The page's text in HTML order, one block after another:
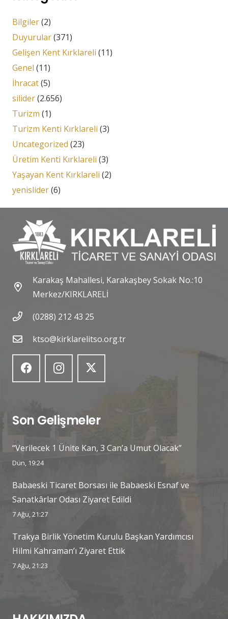
Bilgiler(2)
Duyurular(371)
Gelişen Kent Kırklareli (11)
Genel (11)
İhracat(5)
silider(2.656)
Turizm (1)
Turizm Kenti Kırklareli (3)
Uncategorized (23)
Üretim Kenti Kırklareli (3)
Yaşayan Kent Kırklareli (2)
yenislider(6)
Karakaş Mahallesi, Karakaşbey Sokak No.:10
Merkez/KIRKLARELİ
(0288) 212 43 25
ktso@kirklarelitso.org.tr
Son Gelişmeler
“Verilecek 1 Ünite Kan, 3 Can’a Umut Olacak”
Dün, 19:24
Babaeski Ticaret Borsası ile Babaeski Esnaf ve
Sanatkârlar Odası Ziyaret Edildi
7 Ağu, 21:27
Trakya Birlik Yönetim Kurulu Başkan Yardımcısı
Hilmi Kahraman’ı Ziyaret Ettik
7 Ağu, 21:23